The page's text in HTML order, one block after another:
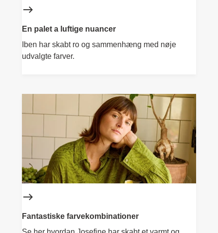
En palet a luftige nuancer
Iben har skabt ro og sammenhæng med nøje
udvalgte farver.
Fantastiske farvekombinationer